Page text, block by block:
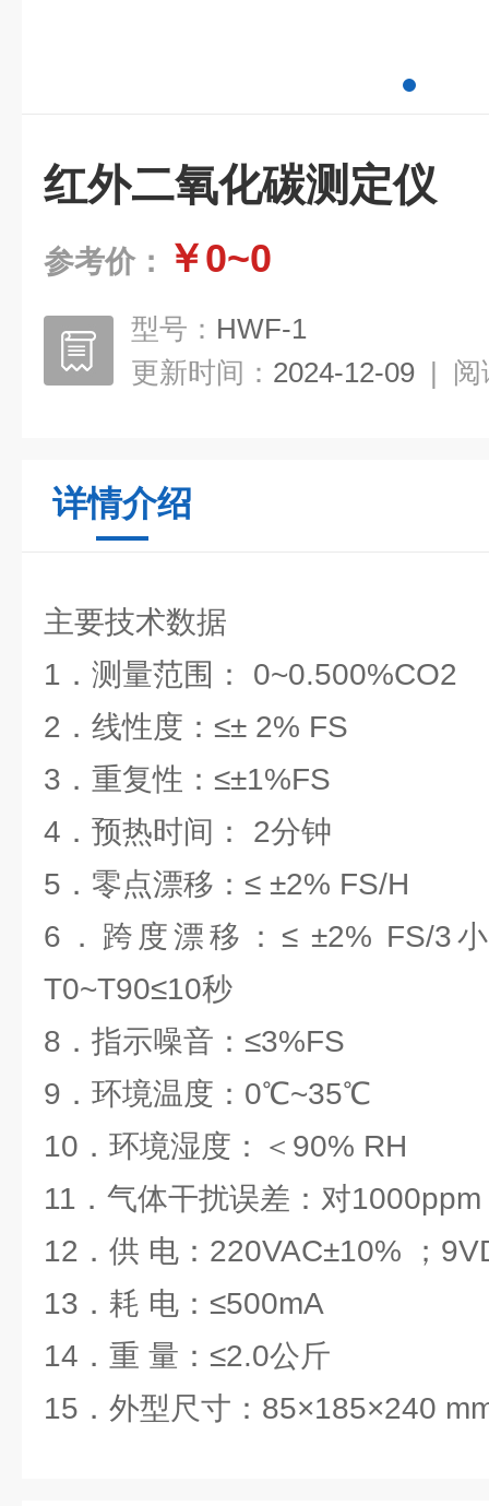
红外二氧化碳测定仪
参考价： ￥0~0
型号： HWF-1
更新时间： 2024-12-09 | 阅
详情介绍
主要技术数据
1．测量范围： 0~0.500%CO2
2．线性度：≤± 2% FS
3．重复性：≤±1%FS
4．预热时间： 2分钟
5．零点漂移：≤ ±2% FS/H
6．跨度漂移：≤ ±2% FS/3
T0~T90≤10秒
8．指示噪音：≤3%FS
9．环境温度：0℃~35℃
10．环境湿度：＜90% RH
11．气体干扰误差：对
12．供 电：220VAC±10% ；
13．耗 电：≤500mA
14．重 量：≤2.0公斤
15．外型尺寸：85×185×240